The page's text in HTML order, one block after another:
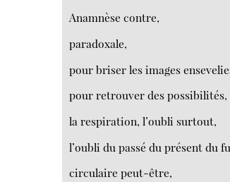
Anamnèse contre,
paradoxale,
pour briser les images
pour retrouver des possibilités,
la respiration, l’oubli surtout,
l’oubli du passé du présent du
circulaire peut-être,